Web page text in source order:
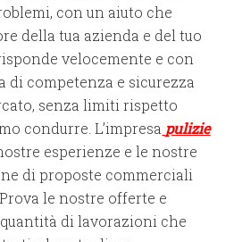
con un aiuto che
della tua azienda e del tuo
velocemente e con
di competenza e sicurezza
senza limiti rispetto
condurre. L’impresa pulizie
esperienze e le nostre
di proposte commerciali
le nostre offerte e
di lavorazioni che